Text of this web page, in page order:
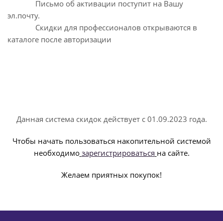
Письмо об активации поступит на Вашу
эл.почту.
Скидки для профессионалов открываются в
каталоге после авторизации
Данная система скидок действует с 01.09.2023 года.
Чтобы начать пользоваться накопительной системой
необходимо зарегистрироваться на сайте.
Желаем приятных покупок!